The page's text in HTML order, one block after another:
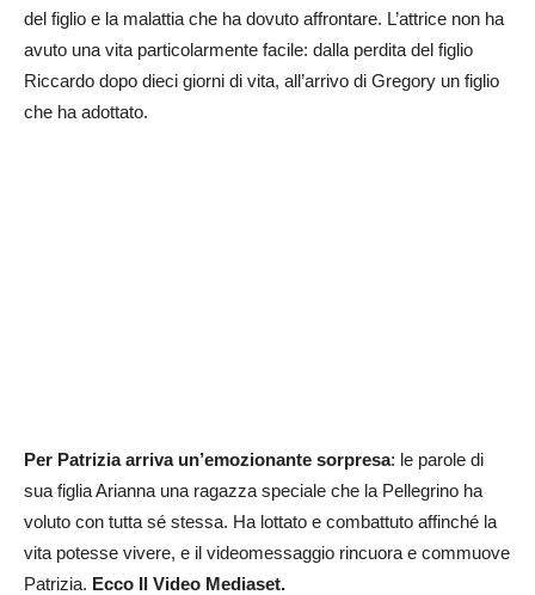
del figlio e la malattia che ha dovuto affrontare. L’attrice non ha
avuto una vita particolarmente facile: dalla perdita del figlio
Riccardo dopo dieci giorni di vita, all’arrivo di Gregory un figlio
che ha adottato.
Per Patrizia arriva un’emozionante sorpresa: le parole di
sua figlia Arianna una ragazza speciale che la Pellegrino ha
voluto con tutta sé stessa. Ha lottato e combattuto affinché la
vita potesse vivere, e il videomessaggio rincuora e commuove
Patrizia. Ecco Il Video Mediaset.